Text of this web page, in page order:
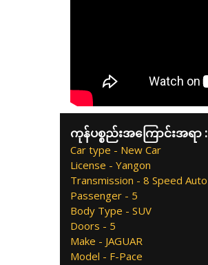
ကုန်ပစ္စည်းအကြောင်းအရာ :
Car type - New Car
License - Yangon
Transmission - 8 Speed Auto
Passenger - 5
Body Type - SUV
Doors - 5
Make - JAGUAR
Model - F-Pace